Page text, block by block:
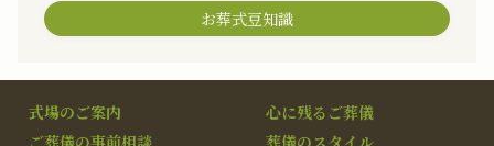
お葬式豆知識
式場のご案内
心に残るご葬儀
ご葬儀の事前相談
葬儀のスタイル